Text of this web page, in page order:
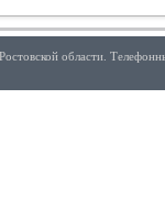
области.